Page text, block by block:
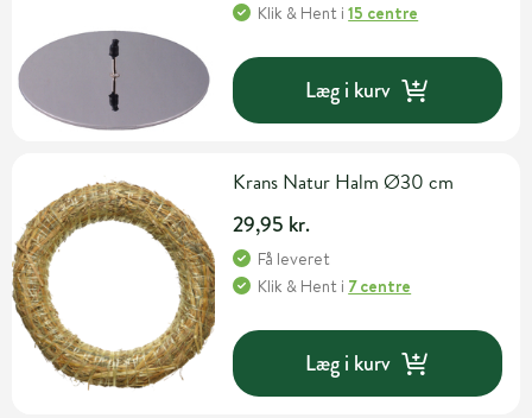
Klik & Hent i15 centre
Læg i kurv
Krans Natur Halm Ø30 cm
29,95 kr.
Få leveret
Klik & Hent i 7 centre
Læg i kurv